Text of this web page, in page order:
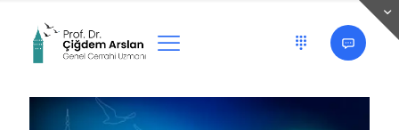
Categories Tags Show all